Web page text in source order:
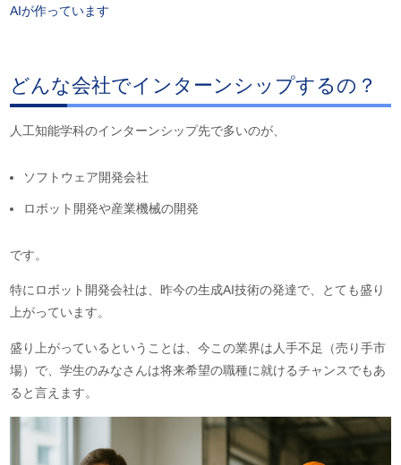
AIが作っています
どんな会社でインターンシップするの？
人工知能学科のインターンシップ先で多いのが、
ソフトウェア開発会社
ロボット開発や産業機械の開発
です。
特にロボット開発会社は、昨今の生成AI技術の発達で、とても盛り
上がっています。
盛り上がっているということは、今この業界は人手不足（売り手市
場）で、学生のみなさんは将来希望の職種に就けるチャンスでもあ
ると言えます。